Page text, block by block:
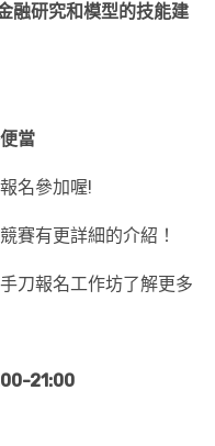
融研究和模型的技能建
當
名參加喔!
賽有更詳細的介紹！
刀報名工作坊了解更多
21:00